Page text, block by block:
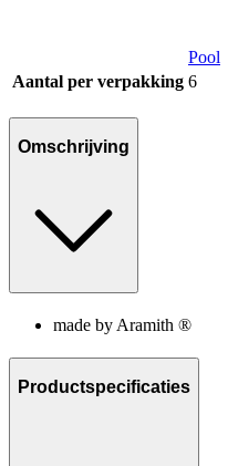
Pool
Aantal per verpakking 6
Omschrijving
made by Aramith ®
Productspecificaties